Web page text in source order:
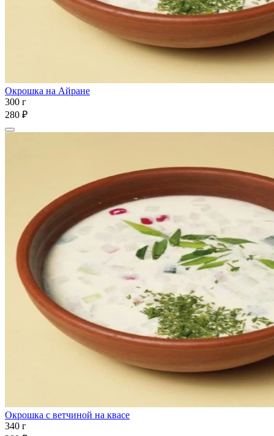
Окрошка на Айране
300 г
280 ₽
Окрошка с ветчиной на квасе
340 г